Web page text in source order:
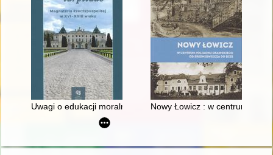
Uwagi o edukacji moralnej synów szlacheckich w XVI-
Nowy Łowicz : w centrum